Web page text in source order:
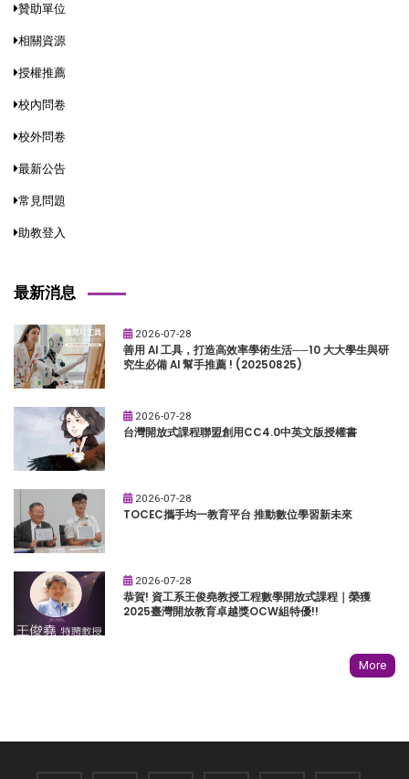
贊助單位
相關資源
授權推薦
校內問卷
校外問卷
最新公告
常見問題
助教登入
最新消息
2026-07-28
善用 AI 工具，打造高效率學術生活──10 大大學生與研
究生必備 AI 幫手推薦 ! (20250825)
2026-07-28
台灣開放式課程聯盟創用CC4.0中英文版授權書
2026-07-28
TOCEC攜手均一教育平台 推動數位學習新未來
2026-07-28
恭賀! 資工系王俊堯教授工程數學開放式課程｜榮獲
2025臺灣開放教育卓越獎OCW組特優!!
More